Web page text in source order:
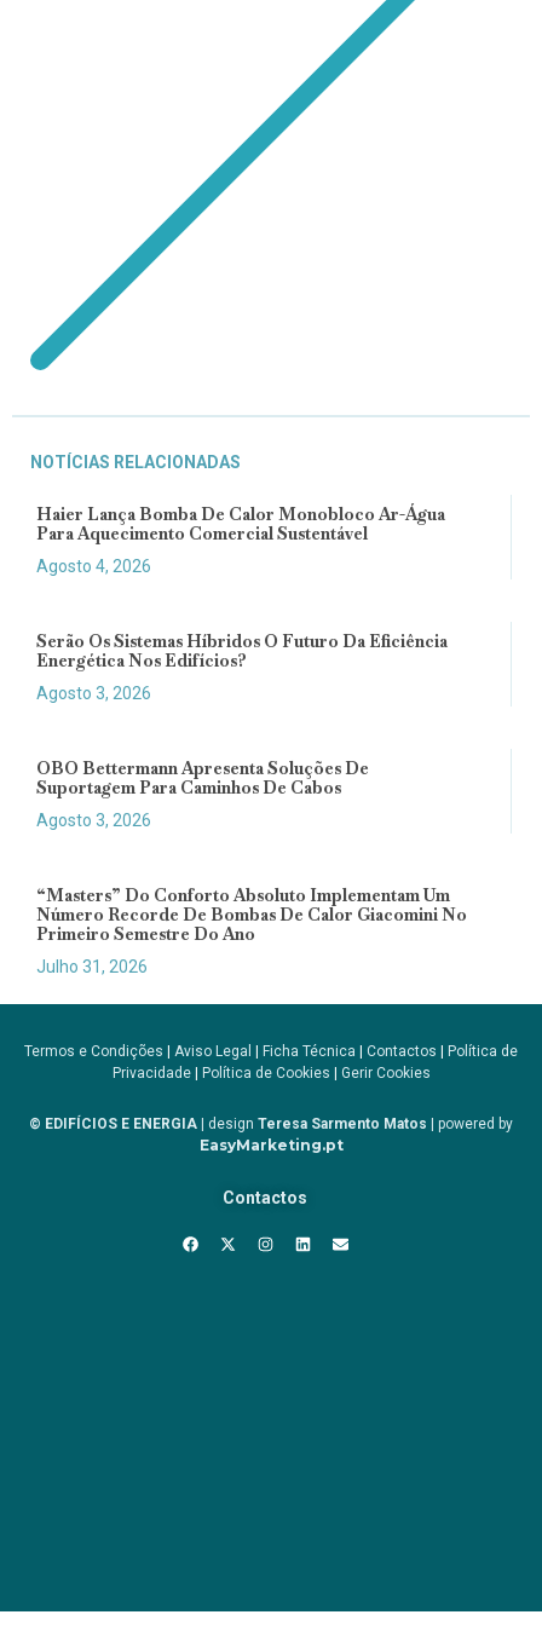
NOTÍCIAS RELACIONADAS
Haier Lança Bomba De Calor Monobloco Ar-Água
Para Aquecimento Comercial Sustentável
Agosto 4, 2026
Serão Os Sistemas Híbridos O Futuro Da Eficiência
Energética Nos Edifícios?
Agosto 3, 2026
OBO Bettermann Apresenta Soluções De
Suportagem Para Caminhos De Cabos
Agosto 3, 2026
“Masters” Do Conforto Absoluto Implementam Um
Número Recorde De Bombas De Calor Giacomini No
Primeiro Semestre Do Ano
Julho 31, 2026
Termos e Condições | Aviso Legal | Ficha Técnica | Contactos | Política de
Privacidade| Política de Cookies | Gerir Cookies
© EDIFÍCIOS E ENERGIA | design Teresa Sarmento Matos | powered by
EasyMarketing.pt
Contactos